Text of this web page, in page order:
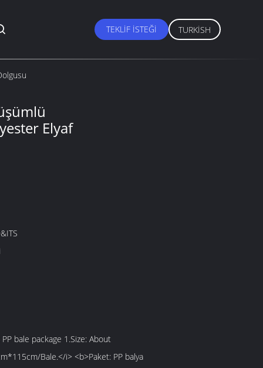
TEKLIF ISTEĞI TURKISH
Elyaf
PP bale package 1.Size: About
Bale.</i> <b>Paket: PP balya